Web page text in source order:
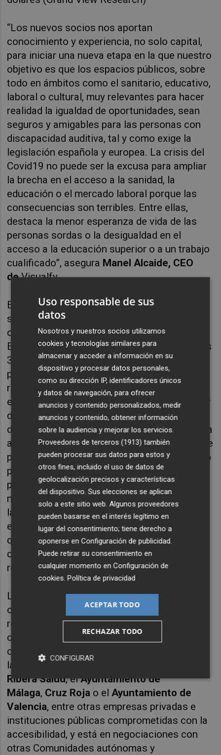
“Los nuevos socios nos aportan
conocimiento y experiencia, no solo capital,
para iniciar una nueva etapa en la que nuestro
objetivo es que los espacios públicos, sobre
todo en ámbitos como el sanitario, educativo,
laboral o cultural, muy relevantes para hacer
realidad la igualdad de oportunidades, sean
seguros y amigables para las personas con
discapacidad auditiva, tal y como exige la
legislación española y europea. La crisis del
Covid19 no puede ser la excusa para ampliar
la brecha en el acceso a la sanidad, la
educación o el mercado laboral porque las
consecuencias son terribles. Entre ellas,
destaca la menor esperanza de vida de las
personas sordas o la desigualdad en el
acceso a la educación superior o a un trabajo
cualificado”, asegura Manel Alcaide, CEO
de Visualfy.
Esta es la segunda ronda de inversión de la
startup tecnológica, que en 2017 también
obtuvo 1,3 millones de euros del Programa
Europeo de Innovación H2020. En los últimos
3 años la empresa ha creado 2
productos, Visualfy Home, un dispositivo que
reconoce los sonidos del hogar y los traduce
en alertas visuales y sensoriales en cualquier
dispositivo conectado, y Visualfy Places
donde pondrá su foco en 2021, que permite la
adaptación auditiva de espacios públicos o de
pública concurrencia. Visualfy Places no solo
permite crear espacios accesibles para
personas con pérdida auditiva, sino que
mejora la seguridad de todos, incorporando
las alertas y notificaciones visuales en
entornos ruidosos o en situaciones en las
que el sentido del oído está anulado, como
con el uso de auriculares de protección o
recreo.
La startup valenciana, que forma parte de la
organización internacional Bcorp y ha sido
reconocida dos años consecutivos
como
Best for the World, tiene entre sus
clientes a la
la
Generalitat Valenciana
Ribera Salud, el Ayuntamiento de
Málaga, Cruz Roja o el Ayuntamiento de
Valencia, entre otras empresas privadas e
instituciones públicas comprometidas con la
accesibilidad, y está en negociaciones con
otras Comunidades autónomas y
Uso responsable de sus
datos
Nosotros y nuestros socios utilizamos
cookies y tecnologías similares para
almacenar y acceder a información en su
dispositivo y procesar datos personales,
como su dirección IP, identificadores únicos
y datos de navegación, para ofrecer
anuncios y contenido personalizados, medir
anuncios y contenido, obtener información
sobre la audiencia y mejorar los servicios.
Proveedores de terceros (1913) también
pueden procesar sus datos para estos y
otros fines, incluido el uso de datos de
geolocalización precisos y características
del dispositivo. Sus elecciones se aplican
solo a este sitio web. Algunos proveedores
pueden basarse en el interés legítimo en
lugar del consentimiento; tiene derecho a
oponerse enConfiguración de publicidad.
Puede retirar su consentimiento en
cualquier momento enConfiguración de
cookies.Política de privacidad
ACEPTAR TODO
RECHAZAR TODO
CONFIGURAR